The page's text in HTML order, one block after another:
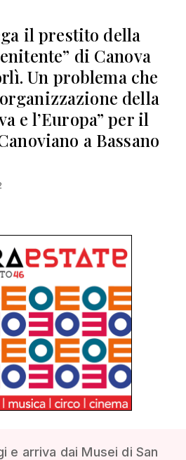
il prestito della
di Canova
Un problema che
della
e l’Europa” per il
a Bassano
e arriva dai Musei di San